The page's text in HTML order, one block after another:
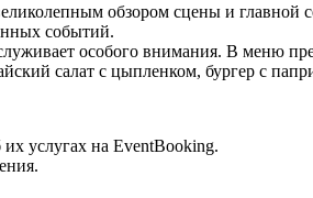
обзором сцены и
событий.
особого внимания. В меню
салат с цыпленком, бургер с
услугах на EventBooking.